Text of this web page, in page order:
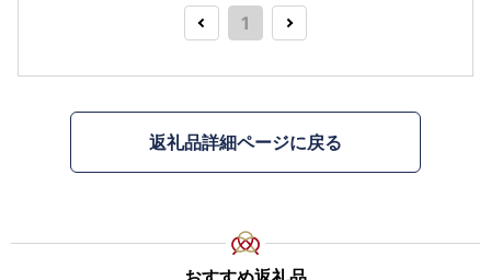
1
返礼品詳細ページに戻る